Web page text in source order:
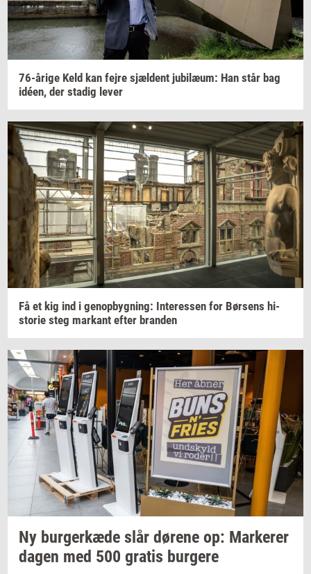
76-​årige Keld kan fejre sjæl­dent ju­bilæum: Han står bag
idéen, der sta­dig lever
Få et kig ind i genop­byg­ning: In­ter­es­sen for Bør­sens hi­
sto­rie steg mar­kant efter bran­den
Ny bur­ger­kæ­de slår dø­re­ne op: Mar­ke­rer
dagen med 500 gra­tis bur­ge­re